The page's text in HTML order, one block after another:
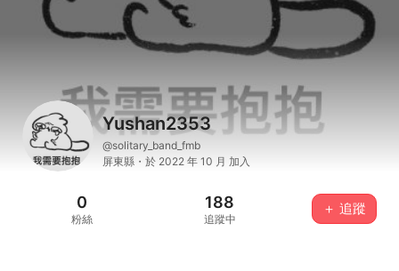
Yushan2353
@solitary_band_fmb
屏東縣・於 2022 年 10 月 加入
0
粉絲
188
追蹤中
＋ 追蹤